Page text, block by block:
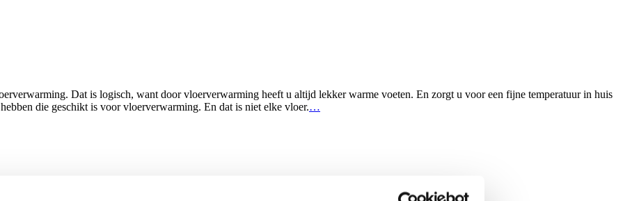
Dat is logisch, want door vloerverwarming heeft u altijd lekker warme voeten. En zorgt u voor een fijne temperatuur in huis
die geschikt is voor vloerverwarming. En dat is niet elke vloer.…